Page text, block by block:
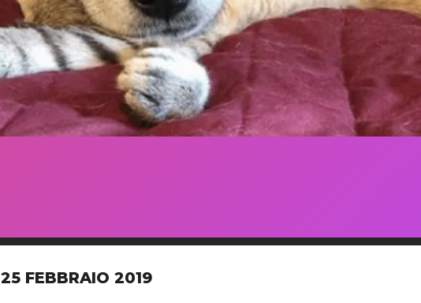
25 FEBBRAIO 2019